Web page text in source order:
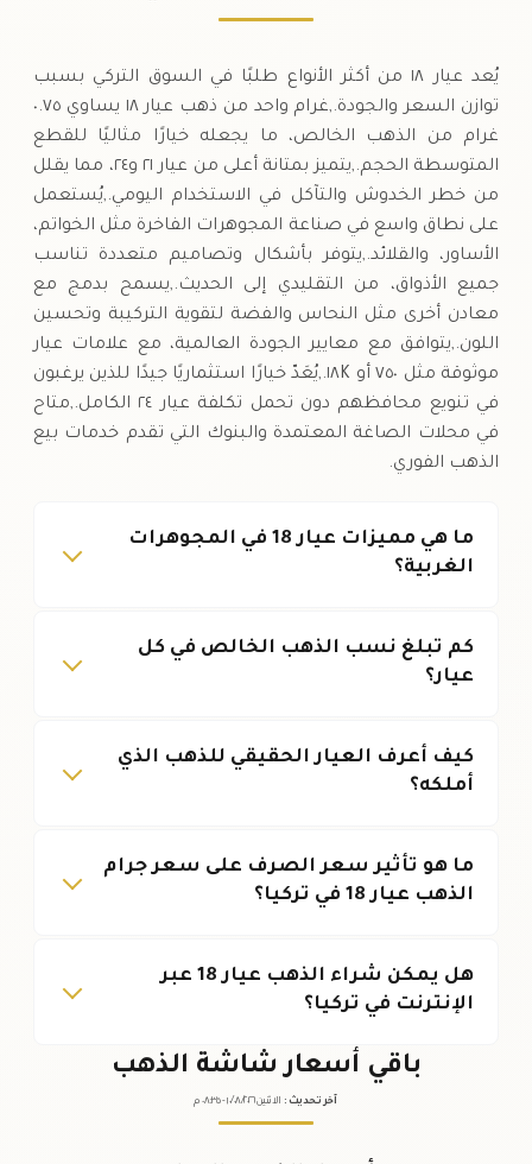
٤,٦٩٠.٠٠ ليرة
يُعد عيار ١٨ من أكثر الأنواع طلبًا في السوق التركي بسبب
توازن السعر والجودة.,غرام واحد من ذهب عيار ١٨ يساوي ٠.٧٥
غرام من الذهب الخالص، ما يجعله خيارًا مثاليًا للقطع
المتوسطة الحجم.,يتميز بمتانة أعلى من عيار ٢١ و٢٤، مما يقلل
من خطر الخدوش والتآكل في الاستخدام اليومي.,يُستعمل
على نطاق واسع في صناعة المجوهرات الفاخرة مثل الخواتم،
الأساور، والقلائد.,يتوفر بأشكال وتصاميم متعددة تناسب
جميع الأذواق، من التقليدي إلى الحديث.,يسمح بدمج مع
معادن أخرى مثل النحاس والفضة لتقوية التركيبة وتحسين
اللون.,يتوافق مع معايير الجودة العالمية، مع علامات عيار
موثوقة مثل ٧٥٠ أو ١٨K.,يُعَدّ خيارًا استثماريًا جيدًا للذين يرغبون
في تنويع محافظهم دون تحمل تكلفة عيار ٢٤ الكامل.,متاح
في محلات الصاغة المعتمدة والبنوك التي تقدم خدمات بيع
الذهب الفوري.
ما هي مميزات عيار 18 في المجوهرات
الغربية؟
كم تبلغ نسب الذهب الخالص في كل
عيار؟
كيف أعرف العيار الحقيقي للذهب الذي
أملكه؟
ما هو تأثير سعر الصرف على سعر جرام
الذهب عيار 18 في تركيا؟
هل يمكن شراء الذهب عيار 18 عبر
الإنترنت في تركيا؟
باقي أسعار شاشة الذهب
آخر تحديث : الاثنين ١٠ /٠٨/٢٠٢٦ - ٠٨:٣٥ م